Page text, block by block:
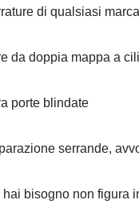
di qualsiasi
da doppia mappa a
porte blindate
serrande,
bisogno non figura